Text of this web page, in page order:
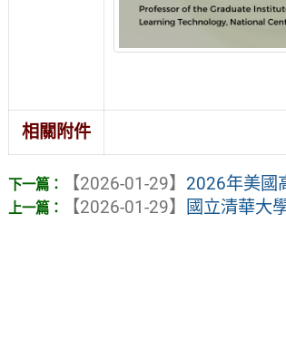
相關附件
【2026-01-29】 2026年美國
【2026-01-29】
國立清華大